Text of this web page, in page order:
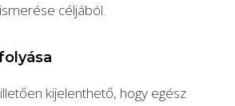
céljából.
kijelenthető, hogy egész